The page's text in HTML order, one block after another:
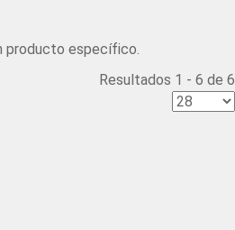
producto específico.
Resultados 1 - 6 de 6